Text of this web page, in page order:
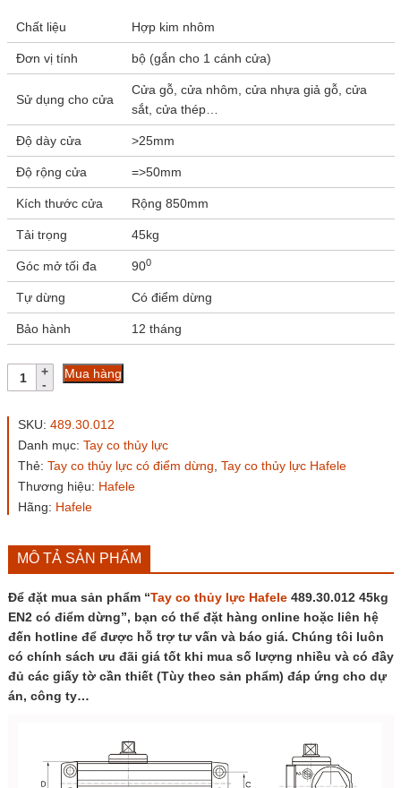
Chất liệu Hợp kim nhôm
Đơn vị tính bộ (gắn cho 1 cánh cửa)
Sử dụng cho cửa
Cửa gỗ, cửa nhôm, cửa nhựa giả gỗ, cửa
sắt, cửa thép…
Độ dày cửa >25mm
Độ rộng cửa =>50mm
Kích thước cửa Rộng 850mm
Tải trọng 45kg
Góc mở tối đa 900
Tự dừng Có điểm dừng
Bảo hành 12 tháng
Tay
co
lực
489.30.012
45kg
EN2
có
điểm
số
lượng
Mua hàng
SKU: 489.30.012
Danh mục: Tay co thủy lực
Thẻ: Tay co thủy lực có điểm dừng Tay co thủy lực Hafele
Thương hiệu: Hafele
Hãng: Hafele
MÔ TẢ SẢN PHẨM
Để đặt mua sản phẩm “Tay co thủy lực Hafele489.30.012 45kg
EN2 có điểm dừng”, bạn có thể đặt hàng online hoặc liên hệ
đến hotline để được hỗ trợ tư vấn và báo giá. Chúng tôi luôn
có chính sách ưu đãi giá tốt khi mua số lượng nhiều và có đầy
đủ các giấy tờ cần thiết (Tùy theo sản phẩm) đáp ứng cho dự
án, công ty…